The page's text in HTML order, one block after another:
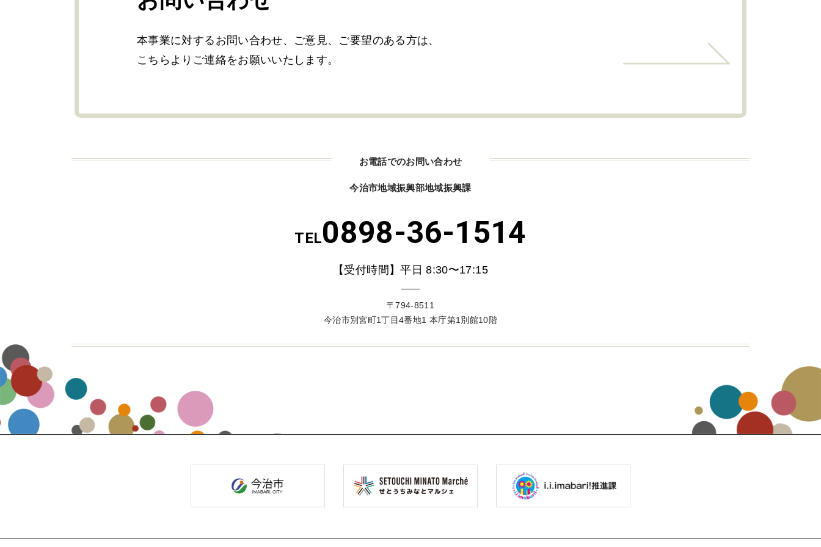
本事業に対するお問い合わせ、ご意見、 ご要望のある方は、
こちらよりご連絡をお願いいたします。
お電話でのお問い合わせ
今治市地域振興部地域振興課
TEL0898-36-1514
【受付時間】平日 8:30〜17:15
〒794-8511
今治市別宮町1丁目4番地1 本庁第1別館10階